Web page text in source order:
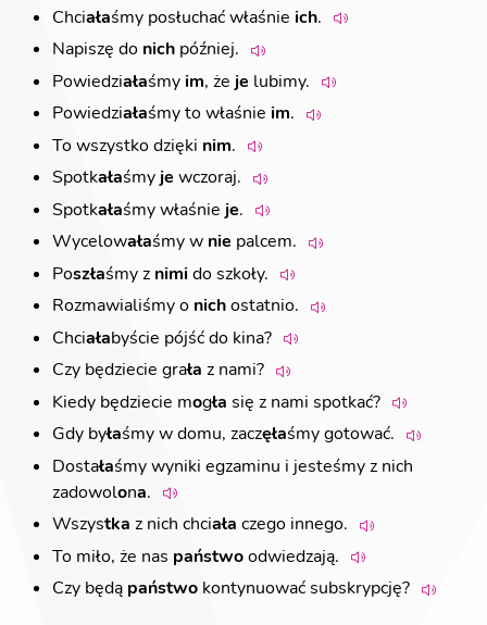
Chciałaśmy posłuchać właśnie ich.
Napiszę do nich później.
Powiedziałaśmy im, że je lubimy.
Powiedziałaśmy to właśnie im.
To wszystko dzięki nim.
Spotkałaśmy je wczoraj.
Spotkałaśmy właśnie je.
Wycelowałaśmy w nie palcem.
Poszłaśmy z nimi do szkoły.
Rozmawialiśmy o nich ostatnio.
Chciałabyście pójść do kina?
Czy będziecie grała z nami?
Kiedy będziecie mogła się z nami spotkać?
Gdy byłaśmy w domu, zaczęłaśmy gotować.
Dostałaśmy wyniki egzaminu i jesteśmy z nich
zadowolona.
Wszystka z nich chciała czego innego.
To miło, że nas państwo odwiedzają.
Czy będą państwo kontynuować subskrypcję?